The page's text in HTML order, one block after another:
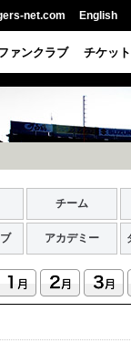
net.com English
ァンクラブ チケット
チーム
アカデミー